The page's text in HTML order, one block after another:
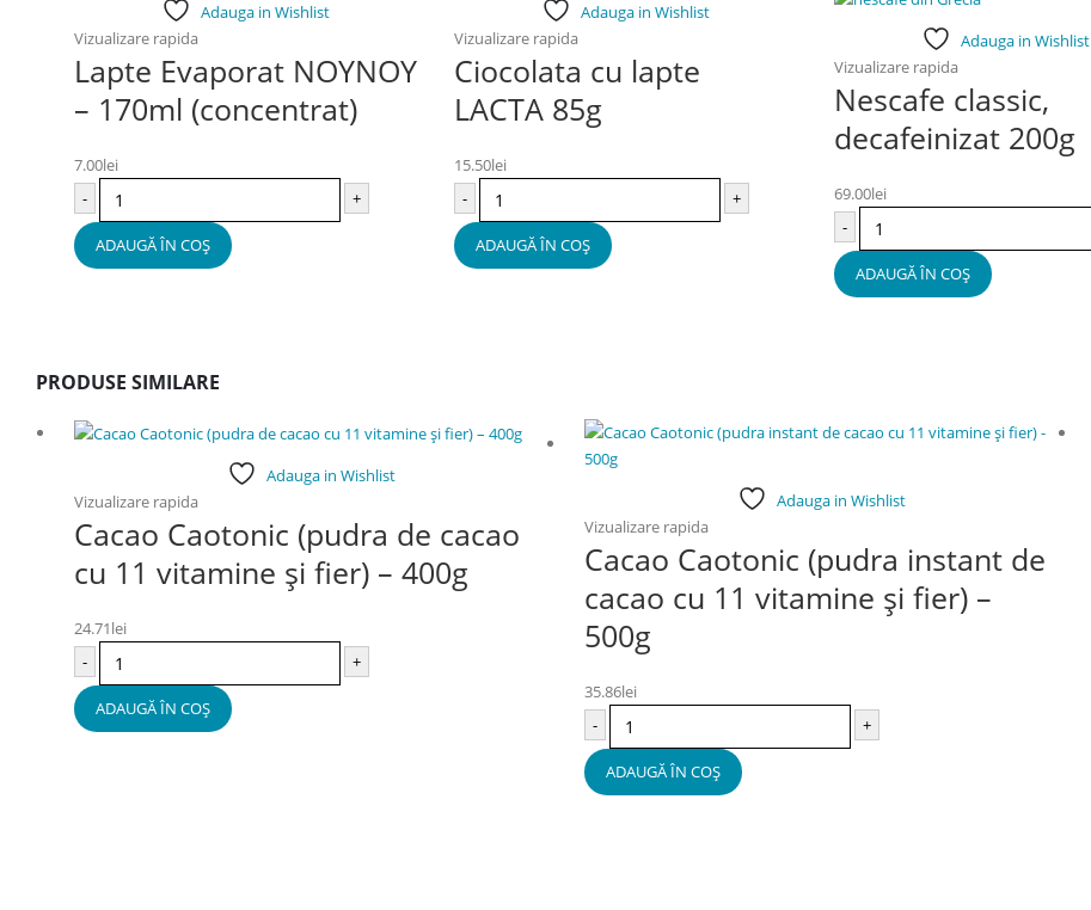
Adauga in Wishlist
Vizualizare rapida
Lapte Evaporat NOYNOY
– 170ml (concentrat)
7.00lei
-
+
ADAUGĂ ÎN COȘ
Adauga in Wishlist
Vizualizare rapida
Ciocolata cu lapte
LACTA 85g
15.50lei
-
+
ADAUGĂ ÎN COȘ
Adauga in Wishlist
Vizualizare rapida
Nescafe classic,
decafeinizat 200g
69.00lei
-
ADAUGĂ ÎN COȘ
PRODUSE SIMILARE
Adauga in Wishlist
Vizualizare rapida
Cacao Caotonic (pudra de cacao
cu 11 vitamine și fier) – 400g
24.71lei
-
+
ADAUGĂ ÎN COȘ
Adauga in Wishlist
Vizualizare rapida
Cacao Caotonic (pudra instant de
cacao cu 11 vitamine și fier) –
500g
35.86lei
-
+
ADAUGĂ ÎN COȘ